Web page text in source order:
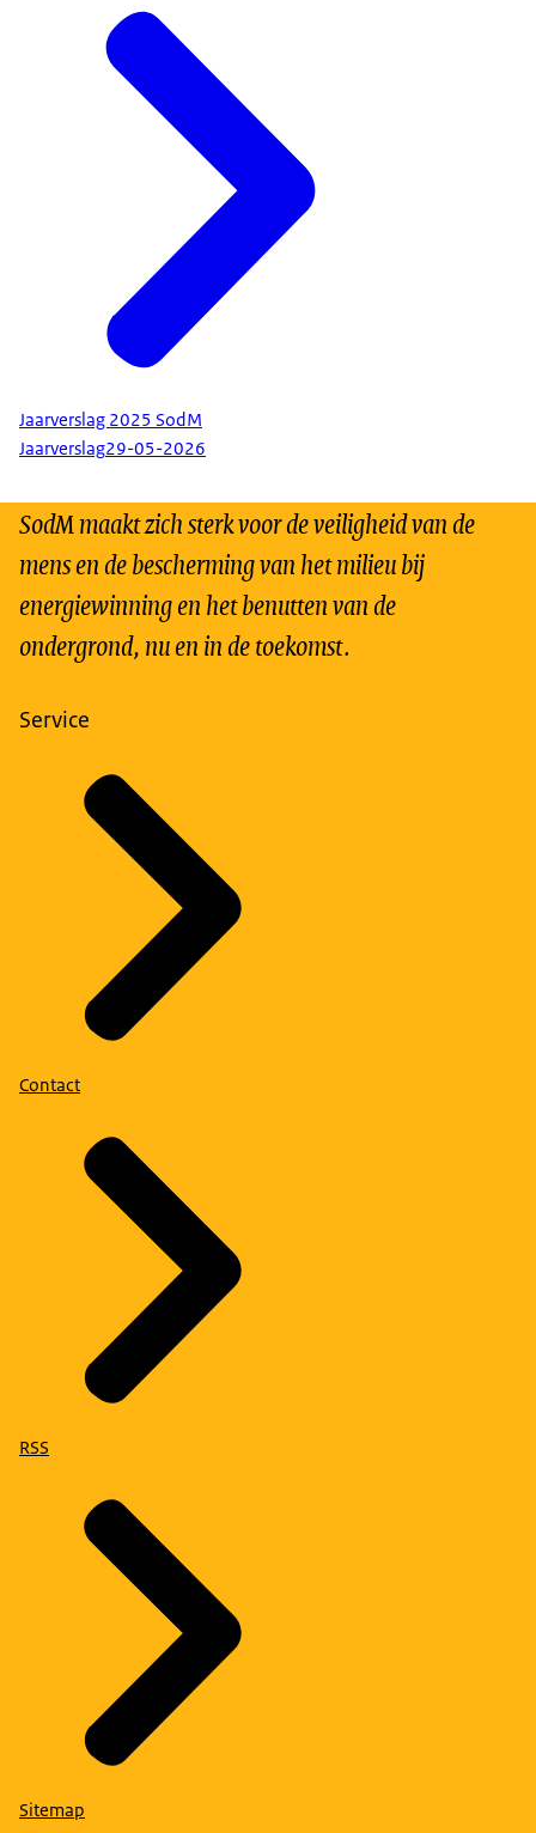
Jaarverslag 2025 SodM
Jaarverslag29-05-2026
SodM maakt zich sterk voor de veiligheid van de
mens en de bescherming van het milieu bij
energiewinning en het benutten van de
ondergrond, nu en in de toekomst.
Service
Contact
RSS
Sitemap